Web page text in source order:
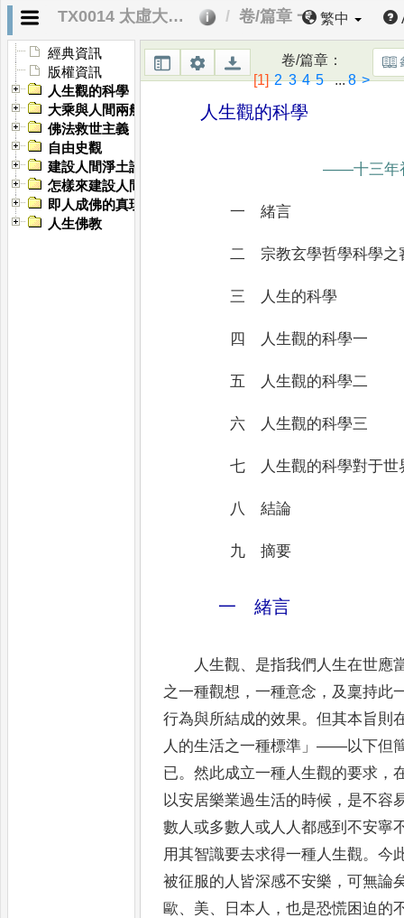
TX0014 太虛大師全書．第十四編 支論 卷/篇章 一 繁中
經典資訊
版權資訊
人生觀的科學
大乘與人間兩般文化
佛法救世主義
自由史觀
建設人間淨土論
怎樣來建設人間佛教
即人成佛的真現實論
人生佛教
卷/篇章：
[1] 2 3 4 5...8 >
人生觀的科學
——十三年
一 緒言
二 宗教玄學哲學科學之
三 人生的科學
四 人生觀的科學一
五 人生觀的科學二
六 人生觀的科學三
七 人生觀的科學對于世
八 結論
九 摘要
一 緒言
人生觀、 是指我們人生在世應
之一種觀想 ，一種意念 ， 及稟持此
行為與所結成的效果。但其本旨則
人的生活之一種標準 」——以下但
已。然此成立一種人生觀的要求 ，
以安居樂業過生活的時候 ， 是不容
數人或多數人或人人都感到不安寧
用其智識要去求得一種人生觀。今
被征服的人皆深感不安樂 ，可無論
歐、 美、 日本人 ，也是恐慌困迫的